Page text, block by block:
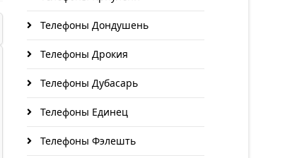
Телефоны Дондушень
Телефоны Дрокия
Телефоны Дубасарь
Телефоны Единец
Телефоны Фэлешть